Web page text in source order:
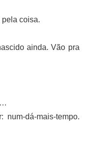
pela coisa.
ainda. Vão pra
num-dá-mais-tempo.